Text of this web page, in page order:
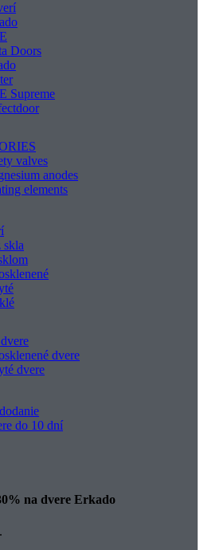
Doors
Supreme
valves
anodes
elements
skla
dvere
dvere
do 10 dní
na dvere Erkado